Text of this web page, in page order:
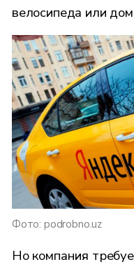
велосипеда или
Фото: podrobno.uz
Но компания